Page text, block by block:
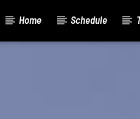
Home Schedule